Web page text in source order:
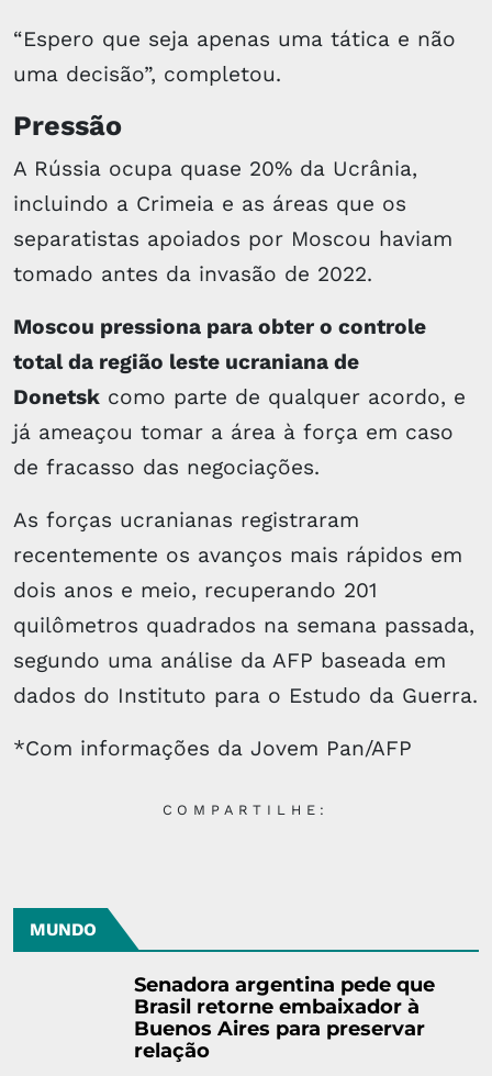
“Espero que seja apenas uma tática e não
uma decisão”, completou.
Pressão
A Rússia ocupa quase 20% da Ucrânia,
incluindo a Crimeia e as áreas que os
separatistas apoiados por Moscou haviam
tomado antes da invasão de 2022.
Moscou pressiona para obter o controle
total da região leste ucraniana de
Donetsk como parte de qualquer acordo, e
já ameaçou tomar a área à força em caso
de fracasso das negociações.
As forças ucranianas registraram
recentemente os avanços mais rápidos em
dois anos e meio, recuperando 201
quilômetros quadrados na semana passada,
segundo uma análise da AFP baseada em
dados do Instituto para o Estudo da Guerra.
*Com informações da Jovem Pan/AFP
COMPARTILHE:
MUNDO
Senadora argentina pede que
Brasil retorne embaixador à
Buenos Aires para preservar
relação